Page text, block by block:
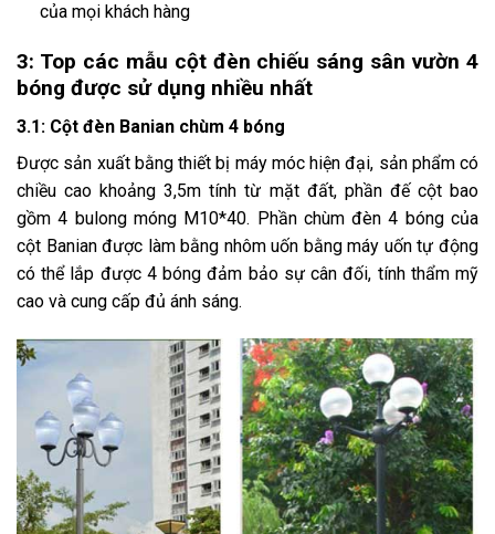
của mọi khách hàng
3: Top các mẫu cột đèn chiếu sáng sân vườn 4
bóng được sử dụng nhiều nhất
3.1: Cột đèn Banian chùm 4 bóng
Được sản xuất bằng thiết bị máy móc hiện đại, sản phẩm có
chiều cao khoảng 3,5m tính từ mặt đất, phần đế cột bao
gồm 4 bulong móng M10*40. Phần chùm đèn 4 bóng của
cột Banian được làm bằng nhôm uốn bằng máy uốn tự động
có thể lắp được 4 bóng đảm bảo sự cân đối, tính thẩm mỹ
cao và cung cấp đủ ánh sáng.